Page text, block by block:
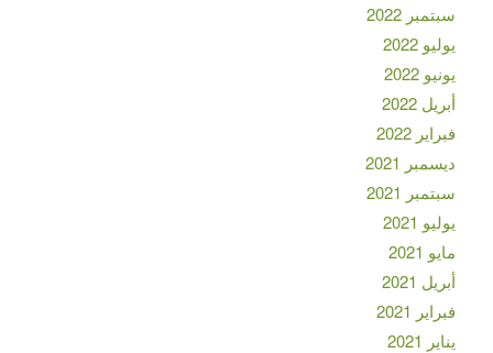
سبتمبر 2022
يوليو 2022
يونيو 2022
أبريل 2022
فبراير 2022
ديسمبر 2021
سبتمبر 2021
يوليو 2021
مايو 2021
أبريل 2021
فبراير 2021
يناير 2021